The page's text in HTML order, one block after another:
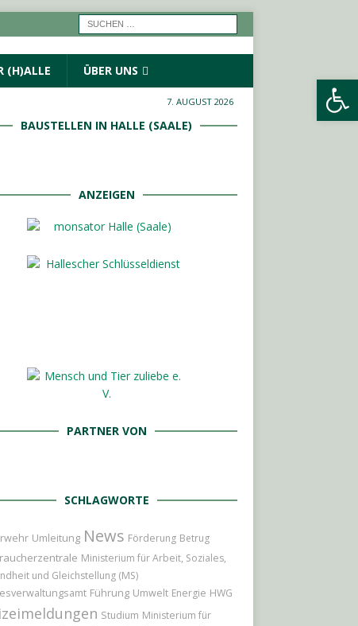
Werkzeugleiste öffnen
(H)ALLE ÜBER UNS
7. AUGUST 2026
BAUSTELLEN IN HALLE (SAALE)
ANZEIGEN
PARTNER VON
SCHLAGWORTE
Umleitung News Förderung Betrug
Ministerium für Arbeit, Soziales,
und Gleichstellung (MS)
Führung Umwelt Energie HWG
Studium Ministerium für